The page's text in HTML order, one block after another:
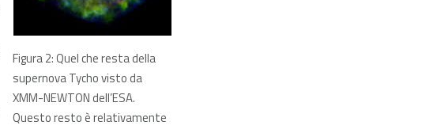
Figura 2: Quel che resta della
supernova Tycho visto da
XMM-NEWTON dell’ESA.
Questo resto è relativamente